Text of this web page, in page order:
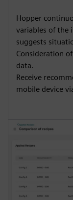
Hopper
variables of the
suggests
Consideration
data.
Receive
mobile device